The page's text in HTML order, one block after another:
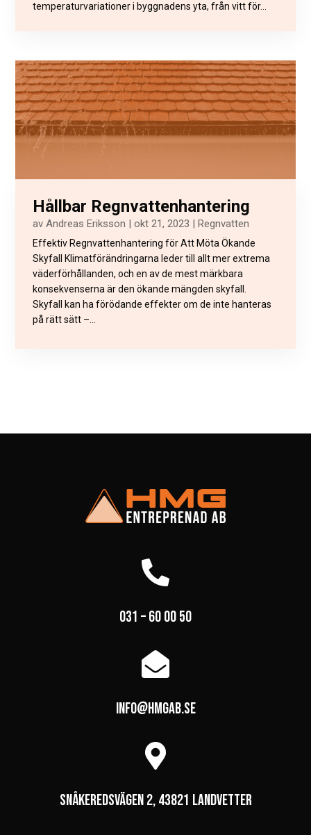
temperaturvariationer i byggnadens yta, från vitt för...
Hållbar Regnvattenhantering
avAndreas Eriksson |okt 21, 2023 Regnvatten
Effektiv Regnvattenhantering för Att Möta Ökande
Skyfall Klimatförändringarna leder till allt mer extrema
väderförhållanden, och en av de mest märkbara
konsekvenserna är den ökande mängden skyfall.
Skyfall kan ha förödande effekter om de inte hanteras
på rätt sätt –...

031 – 60 00 50

info@hmgab.se

Snåkeredsvägen 2, 43821 Landvetter